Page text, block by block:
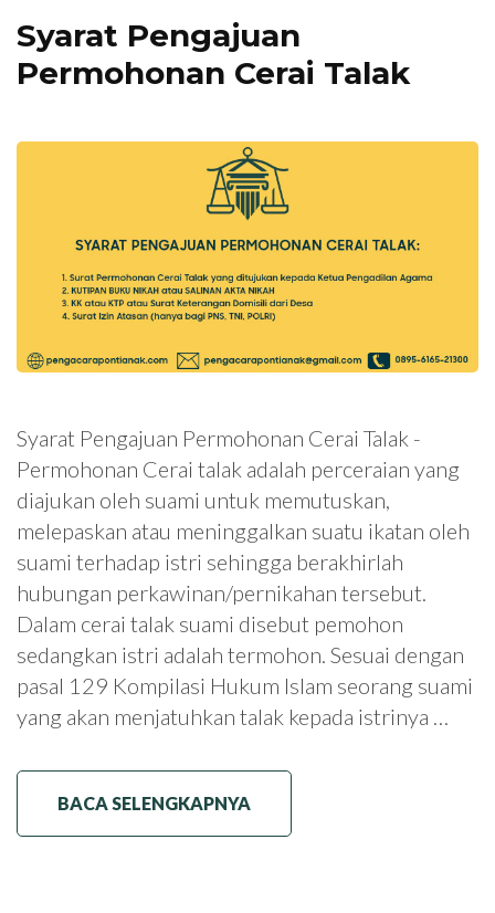
Syarat Pengajuan
Permohonan Cerai Talak
Syarat Pengajuan Permohonan Cerai Talak -
Permohonan Cerai talak adalah perceraian yang
diajukan oleh suami untuk memutuskan,
melepaskan atau meninggalkan suatu ikatan oleh
suami terhadap istri sehingga berakhirlah
hubungan perkawinan/pernikahan tersebut.
Dalam cerai talak suami disebut pemohon
sedangkan istri adalah termohon. Sesuai dengan
pasal 129 Kompilasi Hukum Islam seorang suami
yang akan menjatuhkan talak kepada istrinya …
BACA SELENGKAPNYA